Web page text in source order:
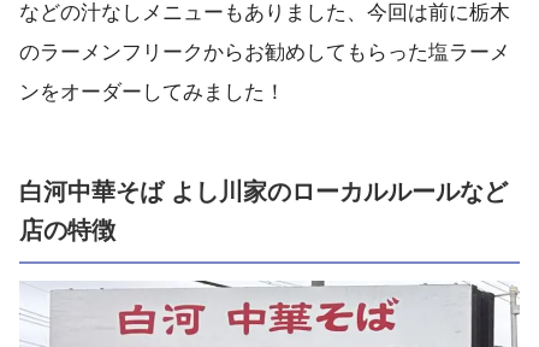
などの汁なしメニューもありました、今回は前に栃木
のラーメンフリークからお勧めしてもらった塩ラーメ
ンをオーダーしてみました！
白河中華そば よし川家のローカルルールなど
店の特徴